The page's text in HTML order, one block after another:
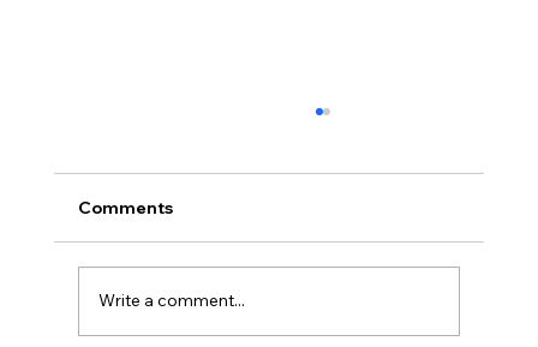
Comments
Write a comment...